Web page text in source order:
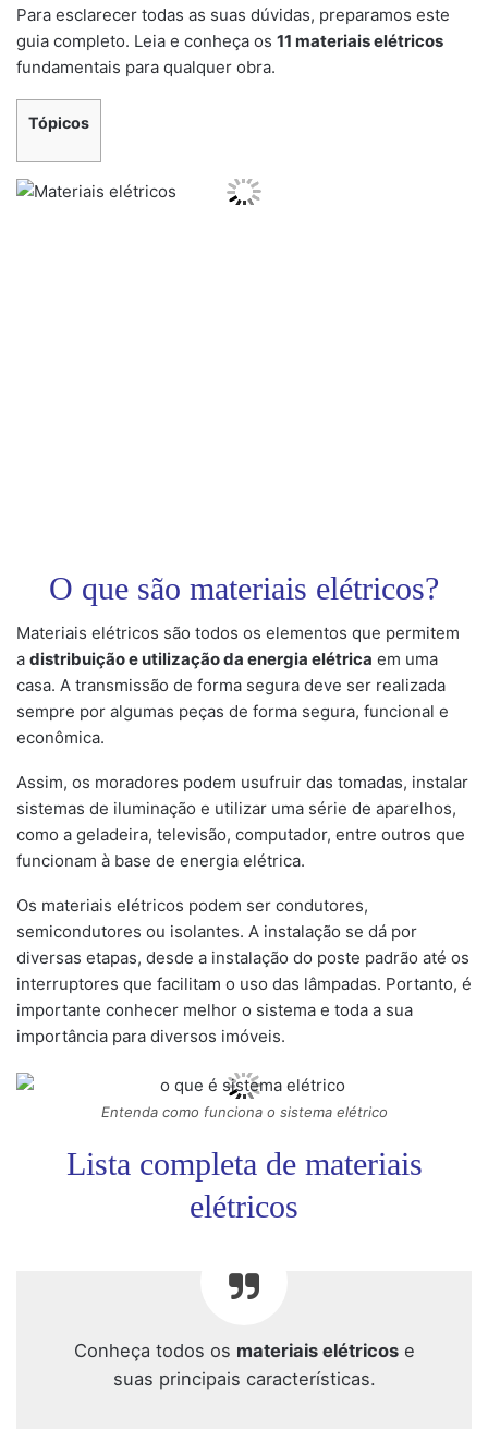
Para esclarecer todas as suas dúvidas, preparamos este
guia completo. Leia e conheça os 11 materiais elétricos
fundamentais para qualquer obra.
Tópicos
O que são materiais elétricos?
Materiais elétricos são todos os elementos que permitem
a distribuição e utilização da energia elétrica em uma
casa. A transmissão de forma segura deve ser realizada
sempre por algumas peças de forma segura, funcional e
econômica.
Assim, os moradores podem usufruir das tomadas, instalar
sistemas de iluminação e utilizar uma série de aparelhos,
como a geladeira, televisão, computador, entre outros que
funcionam à base de energia elétrica.
Os materiais elétricos podem ser condutores,
semicondutores ou isolantes. A instalação se dá por
diversas etapas, desde a instalação do poste padrão até os
interruptores que facilitam o uso das lâmpadas. Portanto, é
importante conhecer melhor o sistema e toda a sua
importância para diversos imóveis.
Entenda como funciona o sistema elétrico
Lista completa de materiais
elétricos
Conheça todos os materiais elétricose
suas principais características.